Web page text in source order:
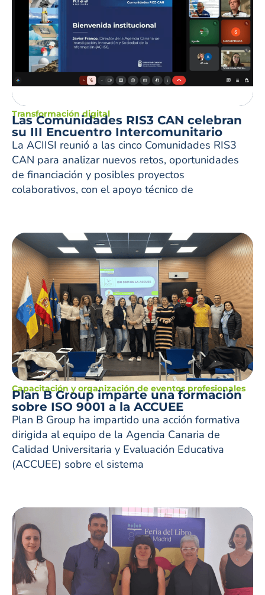
Transformación digital
Las Comunidades RIS3 CAN celebran
su III Encuentro Intercomunitario
La ACIISI reunió a las cinco Comunidades RIS3
CAN para analizar nuevos retos, oportunidades
de financiación y posibles proyectos
colaborativos, con el apoyo técnico de
Capacitación y organización de eventos profesionales
Plan B Group imparte una formación
sobre ISO 9001 a la ACCUEE
Plan B Group ha impartido una acción formativa
dirigida al equipo de la Agencia Canaria de
Calidad Universitaria y Evaluación Educativa
(ACCUEE) sobre el sistema